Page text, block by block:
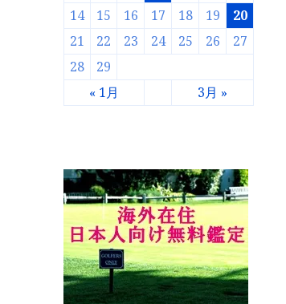
« 1月 3月 »
14
15 16 17 18 19
20
21
22 23 24 25 26
27
28
29